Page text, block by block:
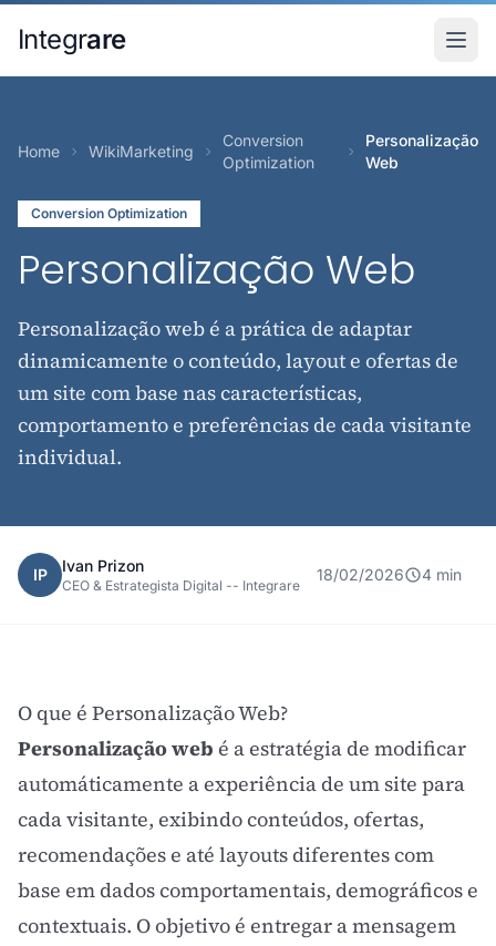
Integrare
Home WikiMarketing
Conversion
Optimization
Personalização
Web
Conversion Optimization
Personalização Web
Personalização web é a prática de adaptar
dinamicamente o conteúdo, layout e ofertas de
um site com base nas características,
comportamento e preferências de cada visitante
individual.
IP Ivan Prizon
CEO & Estrategista Digital -- Integrare
18/02/2026 4 min
O que é Personalização Web?
Personalização web é a estratégia de modificar
automáticamente a experiência de um site para
cada visitante, exibindo conteúdos, ofertas,
recomendações e até layouts diferentes com
base em dados comportamentais, demográficos e
contextuais. O objetivo é entregar a mensagem